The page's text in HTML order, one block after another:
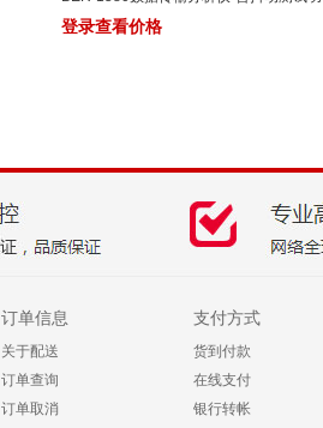
能
登录查看价格
订单信息
关于配送
订单查询
订单取消
支付方式
货到付款
在线支付
银行转帐